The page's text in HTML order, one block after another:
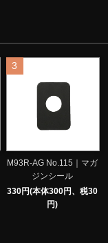
3
M93R-AG No.115｜マガ
ジンシール
330円(本体300円、税30
円)